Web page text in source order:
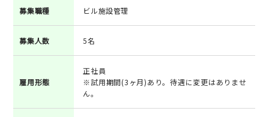
募集職種 ビル施設管理
募集人数 5名
雇用形態
正社員
※試用期間(3ヶ月)あり。待遇に変更はありませ
ん。